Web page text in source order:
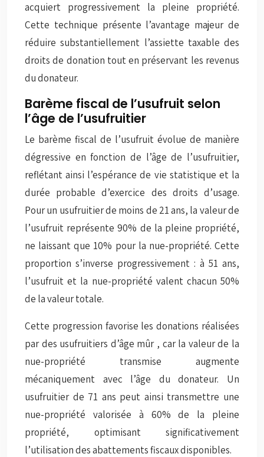
acquiert progressivement la pleine propriété.
Cette technique présente l’avantage majeur de
réduire substantiellement l’assiette taxable des
droits de donation tout en préservant les revenus
du donateur.
Barème fiscal de l’usufruit selon
l’âge de l’usufruitier
Le barème fiscal de l’usufruit évolue de manière
dégressive en fonction de l’âge de l’usufruitier,
reflétant ainsi l’espérance de vie statistique et la
durée probable d’exercice des droits d’usage.
Pour un usufruitier de moins de 21 ans, la valeur de
l’usufruit représente 90% de la pleine propriété,
ne laissant que 10% pour la nue-propriété. Cette
proportion s’inverse progressivement : à 51 ans,
l’usufruit et la nue-propriété valent chacun 50%
de la valeur totale.
Cette progression favorise les donations réalisées
par des usufruitiers d’âge mûr , car la valeur de la
nue-propriété transmise augmente
mécaniquement avec l’âge du donateur. Un
usufruitier de 71 ans peut ainsi transmettre une
nue-propriété valorisée à 60% de la pleine
propriété, optimisant significativement
l’utilisation des abattements fiscaux disponibles.